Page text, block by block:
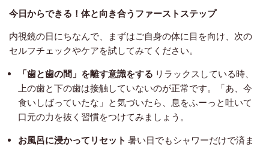
今日からできる！体と向き合うファーストステップ
内視鏡の日にちなんで、まずはご自身の体に目を向け、次の
セルフチェックやケアを試してみてください。
「歯と歯の間」を離す意識をする リラックスしている時、
上の歯と下の歯は接触していないのが正常です。「あ、今
食いしばっていたな」と気づいたら、息をふーっと吐いて
口元の力を抜く習慣をつけてみましょう。
お風呂に浸かってリセット 暑い日でもシャワーだけで済ま